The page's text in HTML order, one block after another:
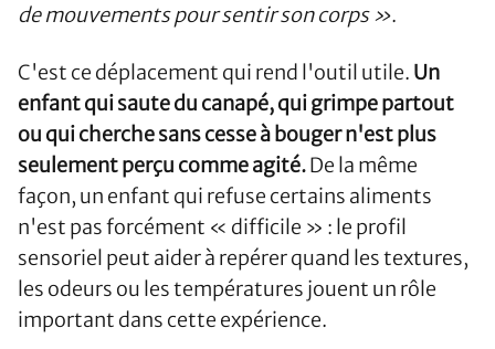
de mouvements pour sentir son corps ».
C'est ce déplacement qui rend l'outil utile. Un
enfant qui saute du canapé, qui grimpe partout
ou qui cherche sans cesse à bouger n'est plus
seulement perçu comme agité.De la même
façon, un enfant qui refuse certains aliments
n'est pas forcément « difficile » : le profil
sensoriel peut aider à repérer quand les textures,
les odeurs ou les températures jouent un rôle
important dans cette expérience.